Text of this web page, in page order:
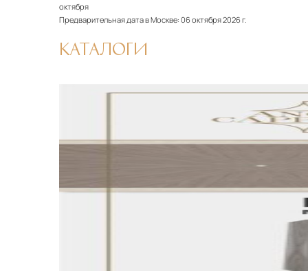
октября
Предварительная дата в Москве:06 октября 2026 г.
КАТАЛОГИ